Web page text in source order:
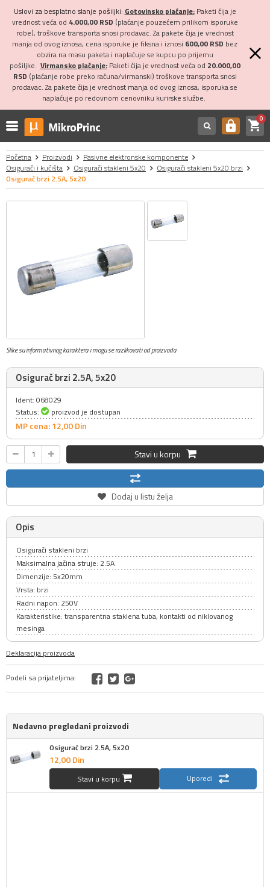
Uslovi za besplatno slanje pošiljki: Gotovinsko plaćanje:Paketi čija je
vrednost veća od 4.000,00 RSD (plaćanje pouzećem prilikom isporuke
robe), troškove transporta snosi prodavac. Za pakete čija je vrednost
manja od ovog iznosa, cena isporuke je fiksna i iznosi 600,00 RSD bez
obzira na masu paketa i naplaćuje se kupcu po prijemu
pošiljke. Virmansko plaćanje:Paketi čija je vrednost veća od 20.000,00
RSD (plaćanje robe preko računa/virmanski) troškove transporta snosi
prodavac. Za pakete čija je vrednost manja od ovog iznosa, isporuka se
naplaćuje po redovnom cenovniku kurirske službe.
https shopping_cart0
Početna Proizvodi
Pasivne elektronske komponente
Osigurači i kućišta
Osigurači stakleni 5x20
Osigurači stakleni 5x20 brzi
Osigurač brzi 2.5A, 5x20
Slike su informativnog karaktera i mogu se razlikovati od proizvoda
Osigurač brzi 2.5A, 5x20
Ident: 068029
Status:
proizvod je dostupan
MP cena: 12,00Din
Stavi u korpu
Dodaj u listu želja
Opis
Osigurači stakleni brzi
Maksimalna jačina struje: 2.5A
Dimenzije: 5x20mm
Vrsta: brzi
Radni napon: 250V
Karakteristike: transparentna staklena tuba, kontakti od niklovanog
mesinga
Deklaracija proizvoda
Podeli sa prijateljima:
Nedavno pregledani proizvodi
Osigurač brzi 2.5A, 5x20
12,00Din
Stavi u korpu Uporedi